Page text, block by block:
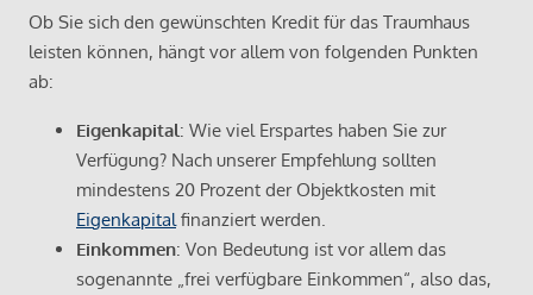
Ob Sie sich den gewünschten Kredit für das Traumhaus
leisten können, hängt vor allem von folgenden Punkten
ab:
Eigenkapital: Wie viel Erspartes haben Sie zur
Verfügung? Nach unserer Empfehlung sollten
mindestens 20 Prozent der Objektkosten mit
Eigenkapital finanziert werden.
Einkommen: Von Bedeutung ist vor allem das
sogenannte „frei verfügbare Einkommen“, also das,